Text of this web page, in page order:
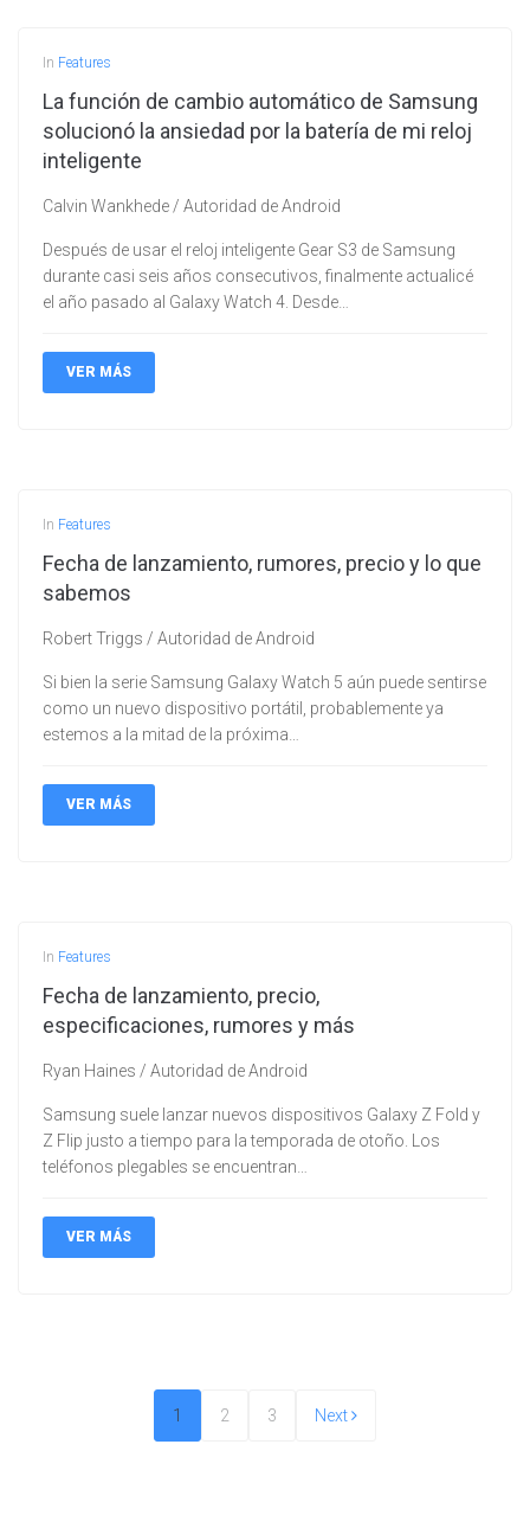
In Features
La función de cambio automático de Samsung
solucionó la ansiedad por la batería de mi reloj
inteligente
Calvin Wankhede / Autoridad de Android
Después de usar el reloj inteligente Gear S3 de Samsung
durante casi seis años consecutivos, finalmente actualicé
el año pasado al Galaxy Watch 4. Desde…
VER MÁS
In Features
Fecha de lanzamiento, rumores, precio y lo que
sabemos
Robert Triggs / Autoridad de Android
Si bien la serie Samsung Galaxy Watch 5 aún puede sentirse
como un nuevo dispositivo portátil, probablemente ya
estemos a la mitad de la próxima…
VER MÁS
In Features
Fecha de lanzamiento, precio,
especificaciones, rumores y más
Ryan Haines / Autoridad de Android
Samsung suele lanzar nuevos dispositivos Galaxy Z Fold y
Z Flip justo a tiempo para la temporada de otoño. Los
teléfonos plegables se encuentran…
VER MÁS
Page
1 Page
2 Page
3 Next Next